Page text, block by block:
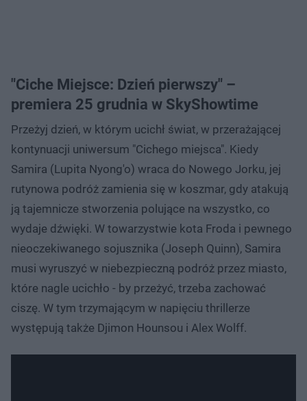
"Ciche Miejsce: Dzień pierwszy" –
premiera 25 grudnia w SkyShowtime
Przeżyj dzień, w którym ucichł świat, w przerażającej
kontynuacji uniwersum "Cichego miejsca". Kiedy
Samira (Lupita Nyong'o) wraca do Nowego Jorku, jej
rutynowa podróż zamienia się w koszmar, gdy atakują
ją tajemnicze stworzenia polujące na wszystko, co
wydaje dźwięki. W towarzystwie kota Froda i pewnego
nieoczekiwanego sojusznika (Joseph Quinn), Samira
musi wyruszyć w niebezpieczną podróż przez miasto,
które nagle ucichło - by przeżyć, trzeba zachować
ciszę. W tym trzymającym w napięciu thrillerze
występują także Djimon Hounsou i Alex Wolff.